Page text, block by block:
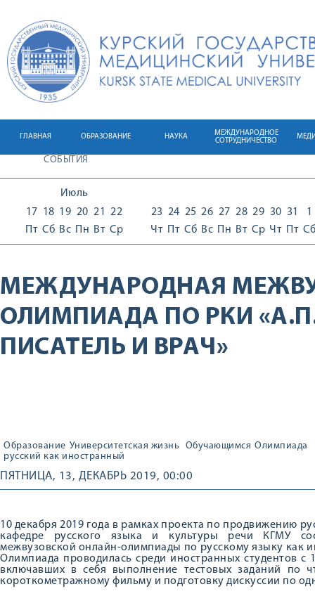
ГЛАВНАЯ ОБРАЗОВАНИЕ НАУКА
МЕЖДУНАРОДНОЕ
СОТРУДНИЧЕСТВО
СОБЫТИЯ
Июль
17
Пт
18
Сб
19
Вс
20
Пн
21
Вт
22
Ср
23
Чт
24
Пт
25
Сб
26
Вс
27
Пн
28
Вт
29
Ср
30
Чт
31
Пт
1
Сб
МЕЖДУНАРОДНАЯ
ОЛИМПИАДА ПО РКИ
ПИСАТЕЛЬ И ВРАЧ»
Образование Университетская жизнь Обучающимся Олимпиада
русский как иностранный
ПЯТНИЦА, 13, ДЕКАБРЬ 2019, 00:00
10 декабря 2019 года в рамках проекта по продвижению
кафедре русского языка и культуры речи КГМУ
межвузовской онлайн-олимпиады по русскому языку как
Олимпиада проводилась среди иностранных студентов с
включавших в себя выполнение тестовых заданий по
короткометражному фильму и подготовку дискуссии по